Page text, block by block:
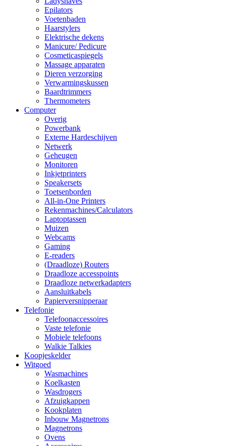
Epilators
Voetenbaden
Haarstylers
Elektrische dekens
Manicure/ Pedicure
Cosmeticaspiegels
Massage apparaten
Dieren verzorging
Verwarmingskussen
Baardtrimmers
Thermometers
Computer
Overig
Powerbank
Externe Hardeschijven
Netwerk
Geheugen
Monitoren
Inkjetprinters
Speakersets
Toetsenborden
All-in-One Printers
Rekenmachines/Calculators
Laptoptassen
Muizen
Webcams
Gaming
E-readers
(Draadloze) Routers
Draadloze accesspoints
Draadloze netwerkadapters
Aansluitkabels
Papierversnipperaar
Telefonie
Telefoonaccessoires
Vaste telefonie
Mobiele telefoons
Walkie Talkies
Koopjeskelder
Witgoed
Wasmachines
Koelkasten
Wasdrogers
Afzuigkappen
Kookplaten
Inbouw Magnetrons
Magnetrons
Ovens